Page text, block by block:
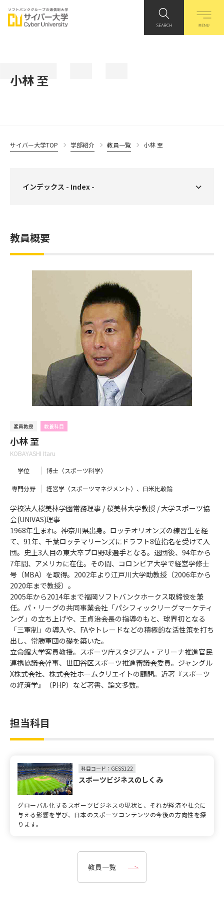
小林 至
サイバー大学TOP 学部紹介 教員一覧 小林 至
インデックス - Index -
教員概要
客員教授 教養科目
小林 至
KOBAYASHI Itaru
学位
博士（スポーツ科学）
専門分野 経営学（スポーツマネジメント）、日米比較論
学校法人桜美林学園常務理事 / 桜美林大学教授 / 大学スポーツ協
会(UNIVAS)理事
1968年生まれ。神奈川県出身。ロッテオリオンズの練習生を経
て、91年、千葉ロッテマリーンズにドラフト8位指名を受けて入
団。史上3人目の東大卒プロ野球選手となる。退団後、94年から
7年間、アメリカに在住。その間、コロンビア大学で経営学修士
号（MBA）を取得。2002年より江戸川大学助教授（2006年から
2020年まで教授）。
2005年から2014年まで福岡ソフトバンクホークス取締役を兼
任。パ・リーグの共同事業会社「パシフィックリーグマーケティ
ング」の立ち上げや、王貞治会長の指導のもと、球界初となる
「三軍制」の導入や、FAやトレードなどの積極的な活性策を打ち
出し、常勝軍団の礎を築いた。
立命館大学客員教授。スポーツ庁スタジアム・アリーナ推進官民
連携協議会幹事、世田谷区スポーツ推進審議会委員。ジャングル
X株式会社、株式会社ホームクリエイトの顧問。近著『スポーツ
の経済学』（PHP）など著書、論文多数。
担当科目
科目コード：GESS122
スポーツビジネスのしくみ
グローバル化するスポーツビジネスの現状と、それが経済や社会に
与える影響を学び、日本のスポーツコンテンツの今後の方向性を探
ります。
教員一覧